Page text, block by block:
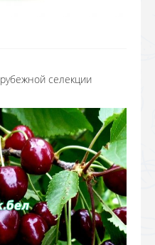
селекции